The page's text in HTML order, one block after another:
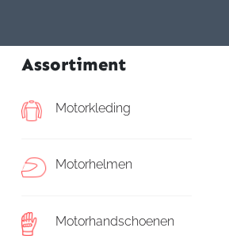
Assortiment
Motorkleding
Motorhelmen
Motorhandschoenen